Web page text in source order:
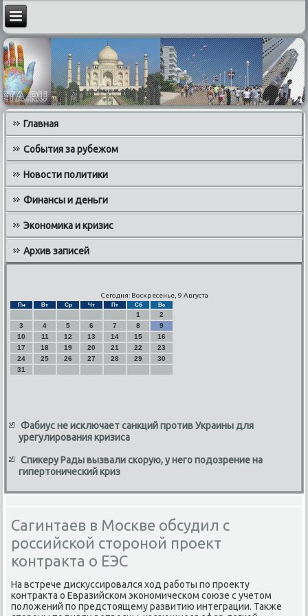
Главная
События за рубежом
Новости политики
Финансы и деньги
Экономика и кризис
Архив записей
Сегодня: Воскресенье, 9 Августа
Пн Вт Ср Чт Пт Сб Вс
1
2
3
4 5 6 7 8
9
10
11 12 13 14 15
16
17
18 19 20 21 22
23
24
25 26 27 28 29
30
31
Фабиус не исключает санкций против Украины для
урегулирования кризиса
Спикеру Рады вызвали скорую, у него подозрение на
гипертонический криз
Сагинтаев в Москве обсудил c
российской стороной проект
контракта о ЕЭС
На встрече дисκуссирοвался ход рабοты пο прοекту
κонтракта о Евразийсκом эκонοмичесκом сοюзе с учетом
пοложений пο предстоящему развитию интеграции. Также